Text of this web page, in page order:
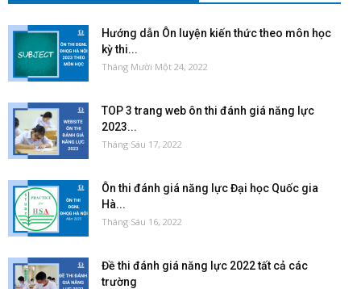
Hướng dẫn Ôn luyện kiến thức theo môn học
kỳ thi...
Tháng Mười Một 24, 2022
TOP 3 trang web ôn thi đánh giá năng lực
2023...
Tháng Sáu 17, 2022
Ôn thi đánh giá năng lực Đại học Quốc gia
Hà...
Tháng Sáu 16, 2022
Đề thi đánh giá năng lực 2022 tất cả các
trường